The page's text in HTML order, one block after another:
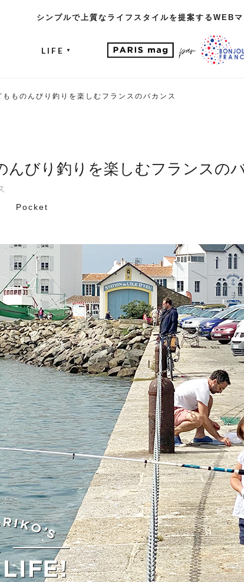
シンプルで上質なライフスタイルを提案するWEB
LIFE ▼
もものんびり釣りを楽しむフランスのバカンス
んびり釣りを楽しむフランスの
Pocket